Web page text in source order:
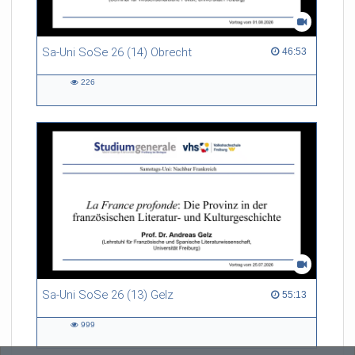
Sa-Uni SoSe 26 (14) Obrecht 46:53
46:53 duration
226
Sa-Uni SoSe 26 (13) Gelz 55:13
55:13 duration
999